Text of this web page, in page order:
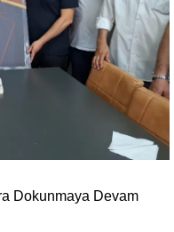
Dokunmaya Devam